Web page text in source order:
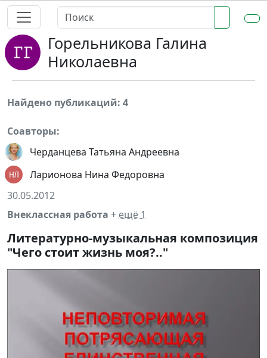
Горельникова Галина
Николаевна
Найдено публикаций: 4
Соавторы:
Черданцева Татьяна Андреевна
Ларионова Нина Федоровна
30.05.2012
Внеклассная работа + ещё 1
Литературно-музыкальная композиция
"Чего стоит жизнь моя?.."